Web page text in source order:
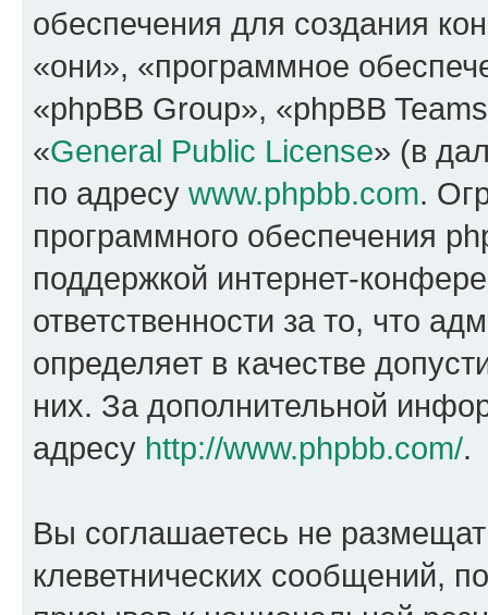
обеспечения для создания
«они», «программное
«phpBB Group», «phpBB
«General Public License» (в
по адресу www.phpbb.com.
программного обеспечения
поддержкой интернет-
ответственности за то, что
определяет в качестве
них. За дополнительной
адресу http://www.phpbb.com/.
Вы соглашаетесь не
клеветнических сообщений,